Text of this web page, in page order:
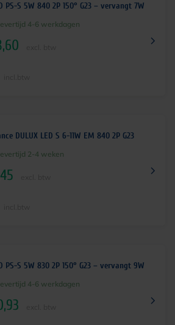
PS-S 5W 840 2P 150° G23 – vervangt 7W
4-6 werkdagen
DULUX LED S 6-11W EM 840 2P G23
2-4 weken
PS-S 5W 830 2P 150° G23 – vervangt 9W
4-6 werkdagen